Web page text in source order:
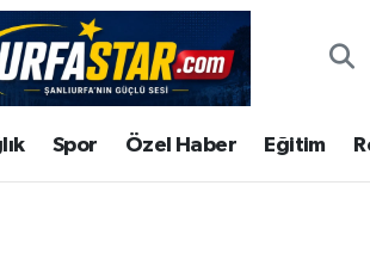
Spor Özel Haber Eğitim
Eczaneler
Durumu